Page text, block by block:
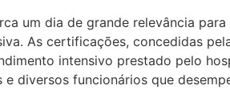
um dia de grande relevância
As certificações, concedidas
intensivo prestado pelo
diversos funcionários que